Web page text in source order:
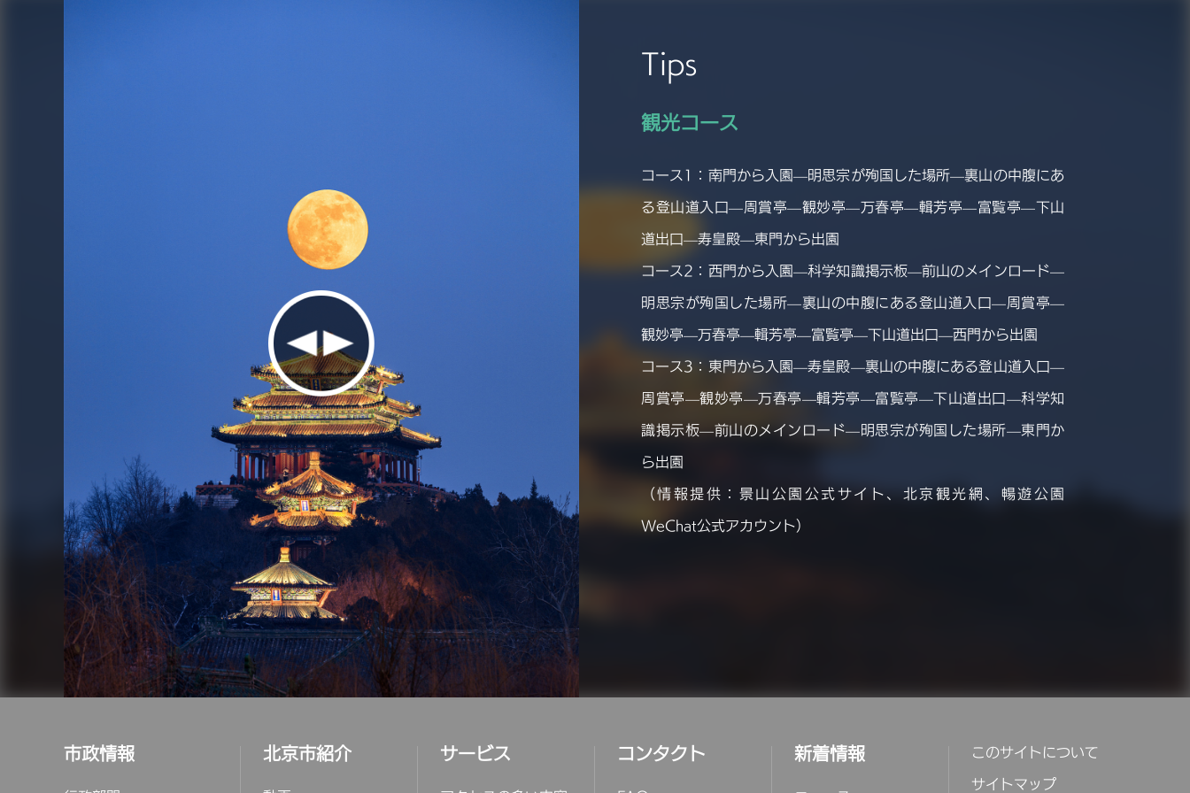
Tips
観光コース
コース1：南門から入園—明思宗が殉国した場所—裏山の中腹にあ
る登山道入口—周賞亭—観妙亭—万春亭—輯芳亭—富覧亭—下山
道出口—寿皇殿—東門から出園
コース2：西門から入園—科学知識掲示板—前山のメインロード—
明思宗が殉国した場所—裏山の中腹にある登山道入口—周賞亭—
観妙亭—万春亭—輯芳亭—富覧亭—下山道出口—西門から出園
コース3：東門から入園—寿皇殿—裏山の中腹にある登山道入口—
周賞亭—観妙亭—万春亭—輯芳亭—富覧亭—下山道出口—科学知
識掲示板—前山のメインロード—明思宗が殉国した場所—東門か
ら出園
（情報提供：景山公園公式サイト、北京観光網、暢遊公園
WeChat公式アカウント）
市政情報 北京市紹介 サービス コンタクト 新着情報
このサイトについて
サイトマップ